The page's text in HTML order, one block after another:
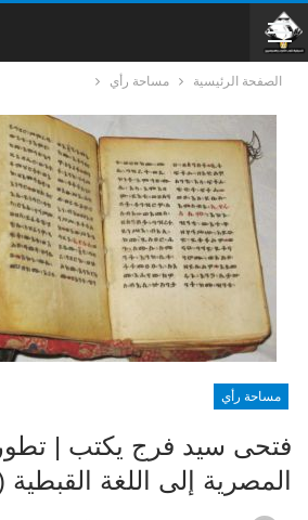
الصفحة الرئيسية مساحة رأي
مساحة رأي
فتحى سيد فرج يكتب | تطور
المصرية إلى اللغة القبطية